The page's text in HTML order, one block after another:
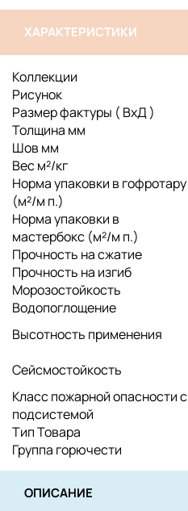
ХАРАКТЕРИСТИКИ
Коллекции
Рисунок
Размер фактуры ( ВхД )
Толщина мм
Шов мм
Вес м²/кг
Норма упаковки в гофротару
(м²/м п.)
Норма упаковки в
мастербокс (м²/м п.)
Прочность на сжатие
Прочность на изгиб
Морозостойкость
Водопоглощение
Высотность применения
Сейсмостойкость
Класс пожарной опасности с
подсистемой
Тип Товара
Группа горючести
ОПИСАНИЕ